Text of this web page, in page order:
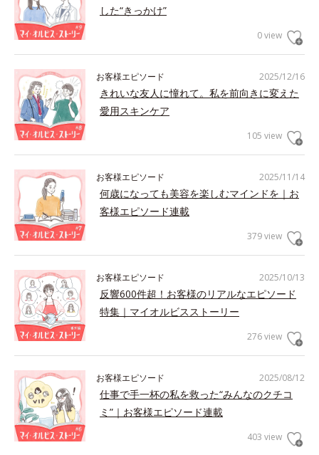
した“きっかけ”
0 view
2025/12/16
お客様エピソード
きれいな友人に憧れて。私を前向きに変えた
愛用スキンケア
105 view
2025/11/14
お客様エピソード
何歳になっても美容を楽しむマインドを｜お
客様エピソード連載
379 view
2025/10/13
お客様エピソード
反響600件超！お客様のリアルなエピソード
特集｜マイオルビスストーリー
276 view
2025/08/12
お客様エピソード
仕事で手一杯の私を救った“みんなのクチコ
ミ”｜お客様エピソード連載
403 view